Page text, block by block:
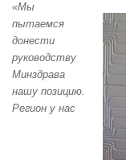
«Мы
пытаемся
донести
руководству
Минздрава
нашу позицию.
Регион у нас